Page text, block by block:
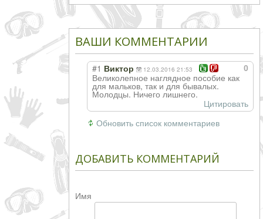
ВАШИ КОММЕНТАРИИ
0
#1 Виктор 12.03.2016 21:53
Великолепное наглядное пособие как
для мальков, так и для бывалых.
Молодцы. Ничего лишнего.
Цитировать
Обновить список комментариев
ДОБАВИТЬ КОММЕНТАРИЙ
Имя